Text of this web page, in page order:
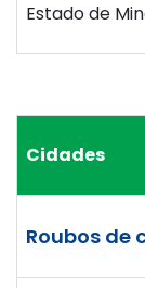
Estado de
Cidades
Roubos de